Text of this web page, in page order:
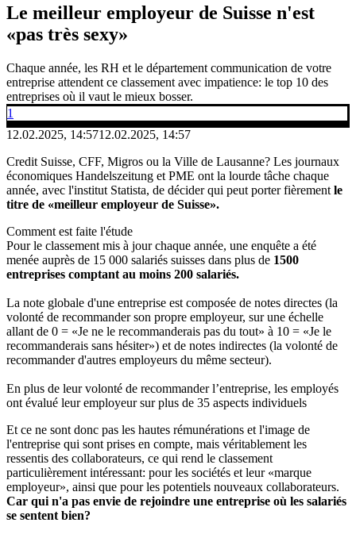
Le meilleur employeur de Suisse n'est
«pas très sexy»
Chaque année, les RH et le département communication de votre
entreprise attendent ce classement avec impatience: le top 10 des
entreprises où il vaut le mieux bosser.
1
12.02.2025, 14:5712.02.2025, 14:57
Credit Suisse, CFF, Migros ou la Ville de Lausanne? Les journaux
économiques Handelszeitung et PME ont la lourde tâche chaque
année, avec l'institut Statista, de décider qui peut porter fièrement le
titre de «meilleur employeur de Suisse».
Comment est faite l'étude
Pour le classement mis à jour chaque année, une enquête a été
menée auprès de 15 000 salariés suisses dans plus de 1500
entreprises comptant au moins 200 salariés.
La note globale d'une entreprise est composée de notes directes (la
volonté de recommander son propre employeur, sur une échelle
allant de 0 = «Je ne le recommanderais pas du tout» à 10 = «Je le
recommanderais sans hésiter») et de notes indirectes (la volonté de
recommander d'autres employeurs du même secteur).
En plus de leur volonté de recommander l’entreprise, les employés
ont évalué leur employeur sur plus de 35 aspects individuels
Et ce ne sont donc pas les hautes rémunérations et l'image de
l'entreprise qui sont prises en compte, mais véritablement les
ressentis des collaborateurs, ce qui rend le classement
particulièrement intéressant: pour les sociétés et leur «marque
employeur», ainsi que pour les potentiels nouveaux collaborateurs.
Car qui n'a pas envie de rejoindre une entreprise où les salariés
se sentent bien?